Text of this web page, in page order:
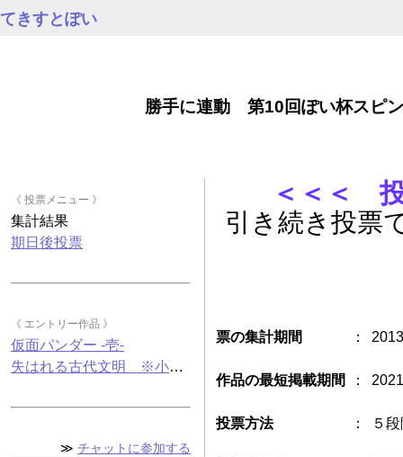
てきすとぽい
勝手に連動 第10回ぽい杯スピ
《 投票メニュー 》
集計結果
期日後投票
《 エントリー作品 》
仮面パンダー -壱-
失はれる古代文明 ※小麦・蕎麦と共通の設備で製造しています
≫ チャットに参加する
＜＜＜
引き続き投票
票の集計期間 ：
作品の最短掲載期間 ：
投票方法 ： ５